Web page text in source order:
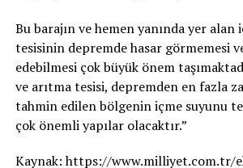
Bu barajın ve hemen yanında yer alan
tesisinin depremde hasar görmemesi
edebilmesi çok büyük önem
ve arıtma tesisi, depremden en fazla
tahmin edilen bölgenin içme suyunu
çok önemli yapılar olacaktır.”
Kaynak: https://www.milliyet.com.tr/